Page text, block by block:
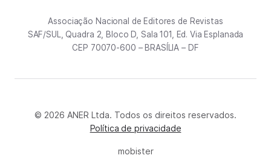
Associação Nacional de Editores de Revistas
SAF/SUL, Quadra 2, Bloco D, Sala 101, Ed. Via Esplanada
CEP 70070-600 – BRASÍLIA – DF
© 2026 ANER Ltda. Todos os direitos reservados.
Política de privacidade
mobister